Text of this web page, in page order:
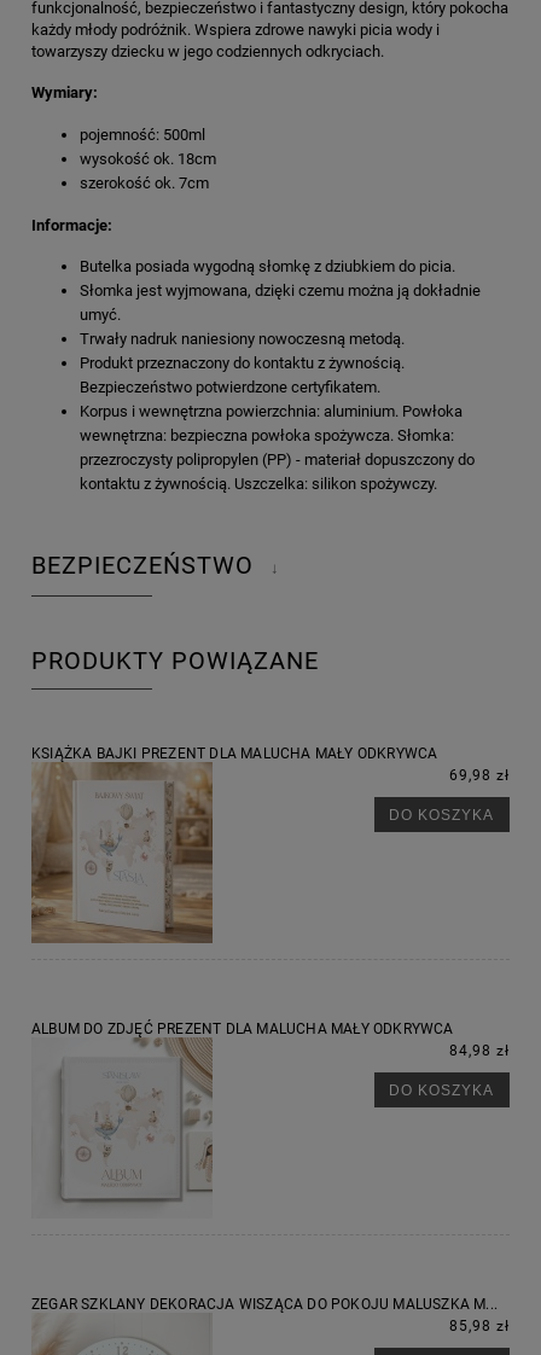
funkcjonalność, bezpieczeństwo i fantastyczny design, który pokocha
każdy młody podróżnik. Wspiera zdrowe nawyki picia wody i
towarzyszy dziecku w jego codziennych odkryciach.
Wymiary:
pojemność: 500ml
wysokość ok. 18cm
szerokość ok. 7cm
Informacje:
Butelka posiada wygodną słomkę z dziubkiem do picia.
Słomka jest wyjmowana, dzięki czemu można ją dokładnie
umyć.
Trwały nadruk naniesiony nowoczesną metodą.
Produkt przeznaczony do kontaktu z żywnością.
Bezpieczeństwo potwierdzone certyfikatem.
Korpus i wewnętrzna powierzchnia: aluminium. Powłoka
wewnętrzna: bezpieczna powłoka spożywcza. Słomka:
przezroczysty polipropylen (PP) - materiał dopuszczony do
kontaktu z żywnością. Uszczelka: silikon spożywczy.
BEZPIECZEŃSTWO ↓
PRODUKTY POWIĄZANE
KSIĄŻKA BAJKI PREZENT DLA MALUCHA MAŁY ODKRYWCA
69,98 zł
DO KOSZYKA
ALBUM DO ZDJĘĆ PREZENT DLA MALUCHA MAŁY ODKRYWCA
84,98 zł
DO KOSZYKA
ZEGAR SZKLANY DEKORACJA WISZĄCA DO POKOJU MALUSZKA M...
85,98 zł